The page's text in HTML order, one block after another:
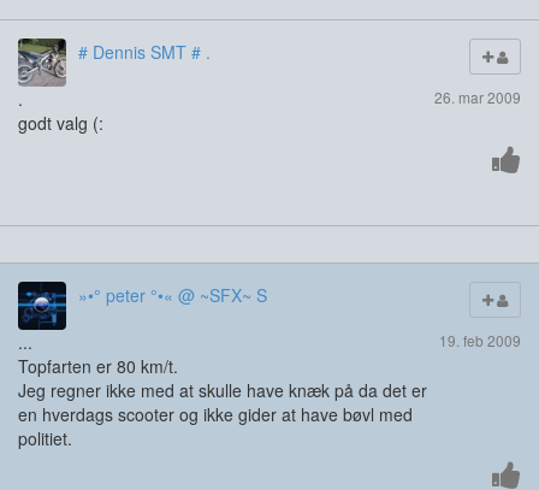
# Dennis SMT # .
26. mar 2009
.
godt valg (:
»•° peter °•« @ ~SFX~ S
19. feb 2009
...
Topfarten er 80 km/t.
Jeg regner ikke med at skulle have knæk på da det er
en hverdags scooter og ikke gider at have bøvl med
politiet.